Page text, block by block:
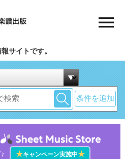
サイトです。
条件を追加
★キャンペーン実施中★